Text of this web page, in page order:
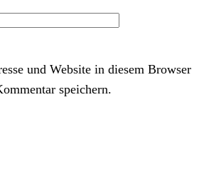
und Website in diesem Browser
speichern.